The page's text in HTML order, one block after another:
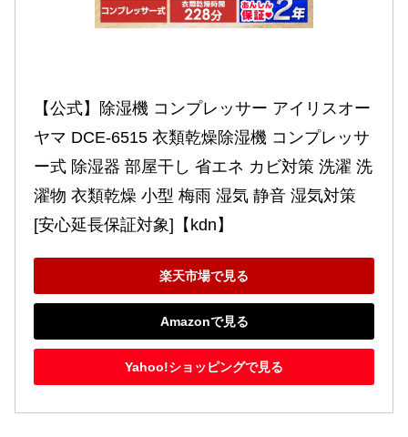
【公式】除湿機 コンプレッサー アイリスオー
ヤマ DCE-6515 衣類乾燥除湿機 コンプレッサ
ー式 除湿器 部屋干し 省エネ カビ対策 洗濯 洗
濯物 衣類乾燥 小型 梅雨 湿気 静音 湿気対策
[安心延長保証対象]【kdn】
楽天市場で見る
Amazonで見る
Yahoo!ショッピングで見る